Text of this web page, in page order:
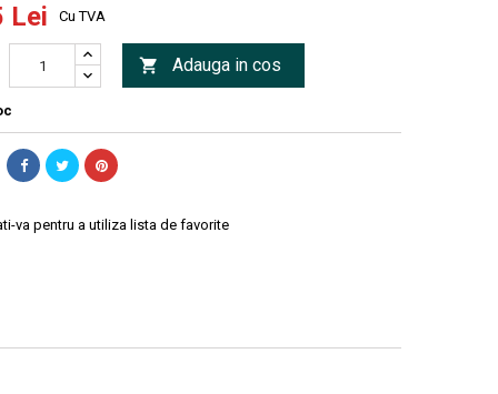
Lei Cu TVA
 Adauga in cos
va pentru a utiliza lista de favorite